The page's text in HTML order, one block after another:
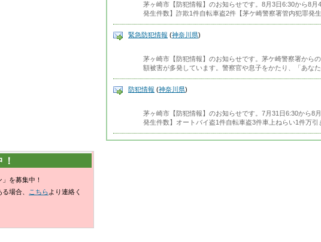
茅ヶ崎市【防犯情報】のお知らせです。8月3日6:30から8
発生件数】詐欺1件自転車盗2件【茅ケ崎警察署管内犯罪発
緊急防犯情報 (神奈川県)
茅ヶ崎市【防犯情報】のお知らせです。茅ケ崎警察署から
額被害が多発しています。警察官や息子をかたり、「あな
防犯情報 (神奈川県)
茅ヶ崎市【防犯情報】のお知らせです。7月31日6:30から8
発生件数】オートバイ盗1件自転車盗3件車上ねらい1件万引
を募集中！
場合、
こちら より連絡く